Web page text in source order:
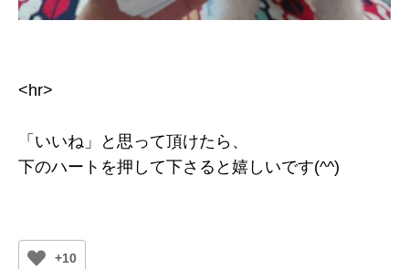
<hr>
「いいね」と思って頂けたら、
下のハートを押して下さると嬉しいです(^^)
+10